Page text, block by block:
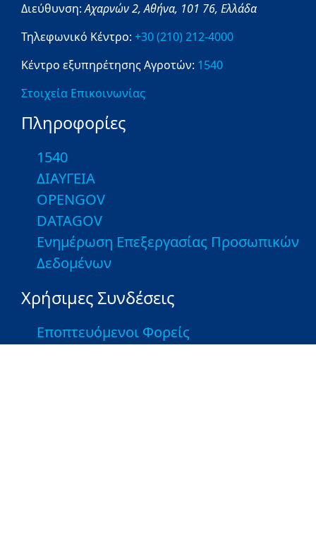
Διεύθυνση:Αχαρνών 2,Αθήνα, 101 76, Ελλάδα
Τηλεφωνικό Κέντρο: +30 (210) 212-4000
Κέντρο εξυπηρέτησης Αγροτών: 1540
Στοιχεία Επικοινωνίας
Πληροφορίες
1540
ΔΙΑΥΓΕΙΑ
OPENGOV
DATAGOV
Ενημέρωση Επεξεργασίας Προσωπικών
Δεδομένων
Χρήσιμες Συνδέσεις
Εποπτευόμενοι Φορείς